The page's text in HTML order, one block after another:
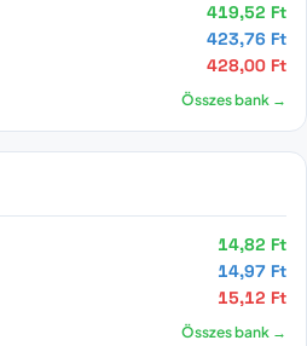
419,52 Ft
423,76 Ft
428,00 Ft
Összes bank →
14,82 Ft
14,97 Ft
15,12 Ft
Összes bank →